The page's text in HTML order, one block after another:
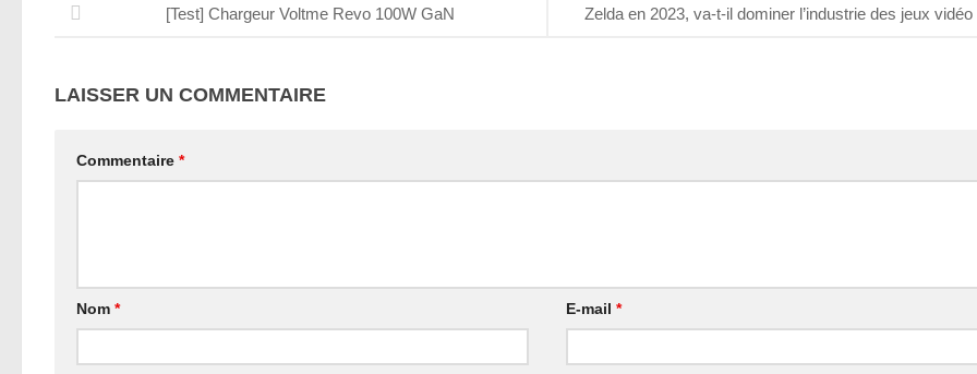
Zelda en 2023, va-t-il dominer l’industrie des jeux vidéo
[Test] Chargeur Voltme Revo 100W GaN
LAISSER UN COMMENTAIRE
Commentaire *
Nom * E-mail*